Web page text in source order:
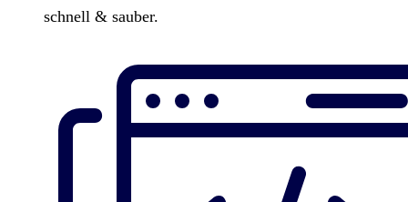
schnell & sauber.